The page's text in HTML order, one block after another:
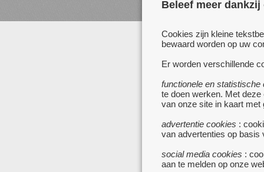
Beleef meer
Cookies zijn kleine
bewaard worden op uw
Er worden verschillende
functionele en statistische
te doen werken. Met
van onze site in kaart met
advertentie cookies :
van advertenties op basis
social media cookies :
aan te melden op onze
www.zoekertjes.be